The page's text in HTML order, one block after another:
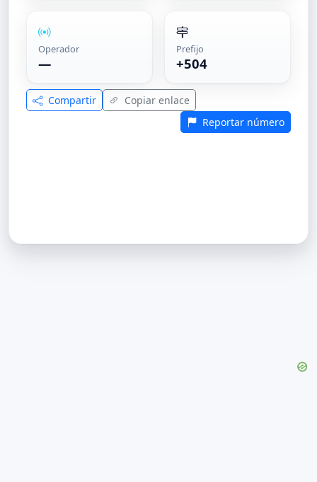
Operador
—
Prefijo
+504
Compartir
Copiar enlace
Reportar número